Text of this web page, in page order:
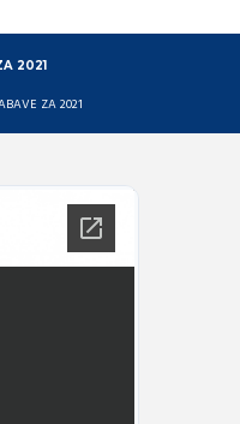
2021
ZA 2021